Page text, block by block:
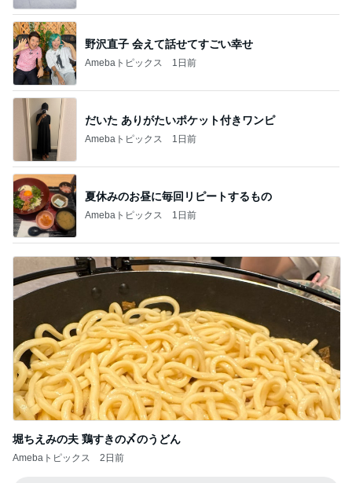
野沢直子 会えて話せてすごい幸せ
Amebaトピックス 1日前
だいた ありがたいポケット付きワンピ
Amebaトピックス 1日前
夏休みのお昼に毎回リピートするもの
Amebaトピックス 1日前
堀ちえみの夫 鶏すきの〆のうどん
Amebaトピックス 2日前